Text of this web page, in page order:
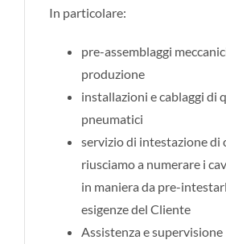
In particolare:
pre-assemblaggi
produzione
installazioni e cablaggi di
pneumatici
servizio di intestazione di
riusciamo a numerare i
in maniera da pre-
esigenze del Cliente
Assistenza e supervisione